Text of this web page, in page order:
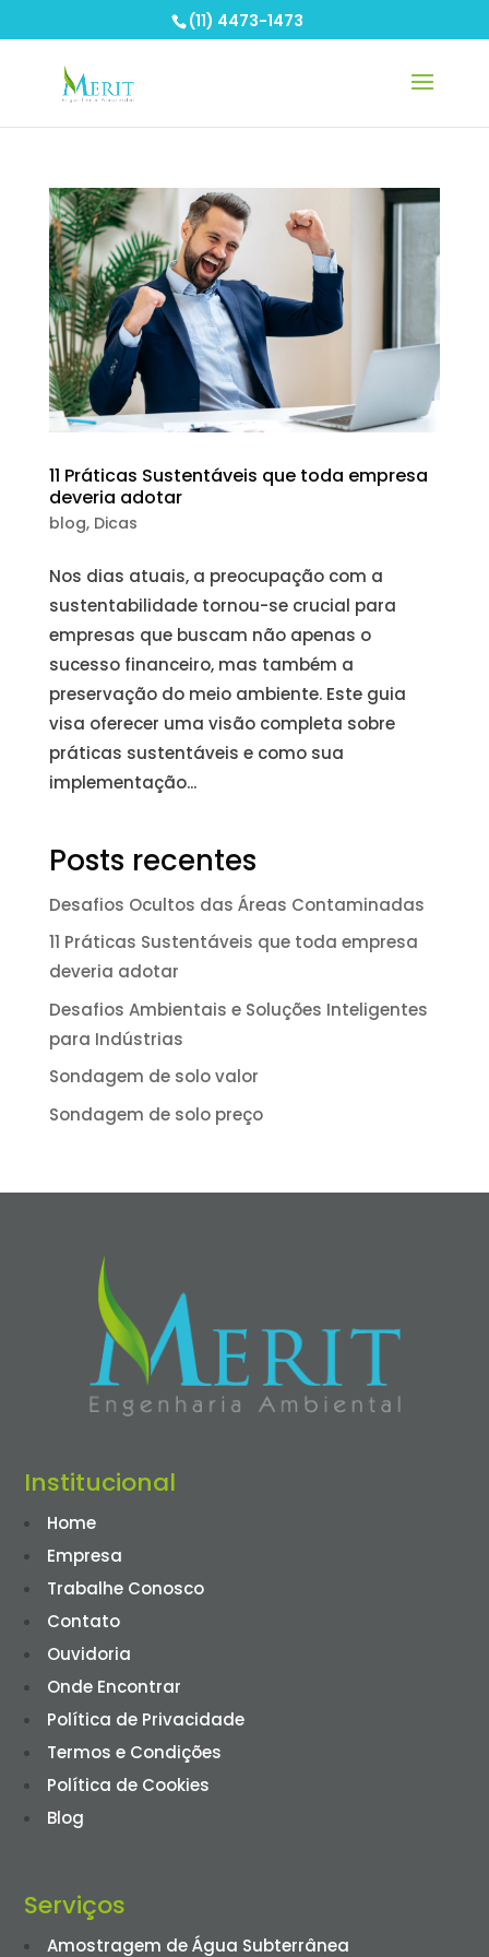
(11) 4473-1473
11 Práticas Sustentáveis que toda empresa
deveria adotar
blog, Dicas
Nos dias atuais, a preocupação com a
sustentabilidade tornou-se crucial para
empresas que buscam não apenas o
sucesso financeiro, mas também a
preservação do meio ambiente. Este guia
visa oferecer uma visão completa sobre
práticas sustentáveis e como sua
implementação...
Posts recentes
Desafios Ocultos das Áreas Contaminadas
11 Práticas Sustentáveis que toda empresa
deveria adotar
Desafios Ambientais e Soluções Inteligentes
para Indústrias
Sondagem de solo valor
Sondagem de solo preço
Institucional
Home
Empresa
Trabalhe Conosco
Contato
Ouvidoria
Onde Encontrar
Política de Privacidade
Termos e Condições
Política de Cookies
Blog
Serviços
Amostragem de Água Subterrânea